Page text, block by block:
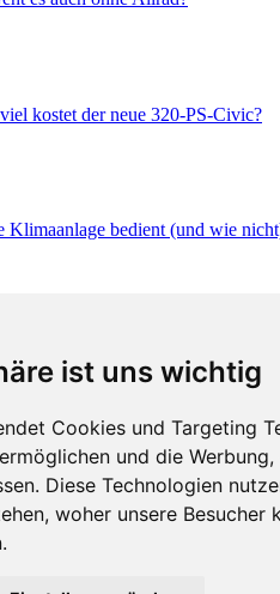
ist uns wichtig
Cookies und Targeting
und die
Diese Technologien
woher unsere Besucher